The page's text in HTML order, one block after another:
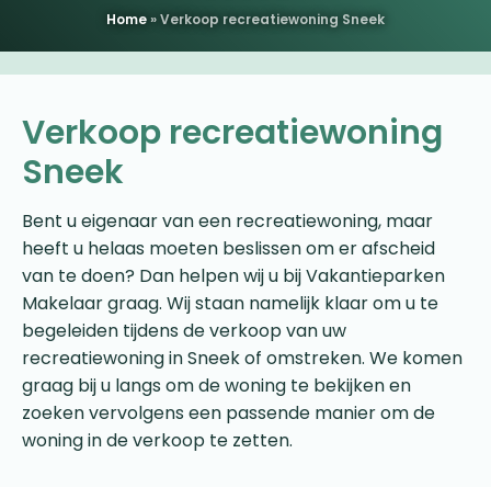
Home»Verkoop recreatiewoning Sneek
Verkoop recreatiewoning
Sneek
Bent u eigenaar van een recreatiewoning, maar
heeft u helaas moeten beslissen om er afscheid
van te doen? Dan helpen wij u bij Vakantieparken
Makelaar graag. Wij staan namelijk klaar om u te
begeleiden tijdens de verkoop van uw
recreatiewoning in Sneek of omstreken. We komen
graag bij u langs om de woning te bekijken en
zoeken vervolgens een passende manier om de
woning in de verkoop te zetten.